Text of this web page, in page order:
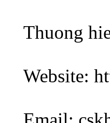
Thuong
Website: